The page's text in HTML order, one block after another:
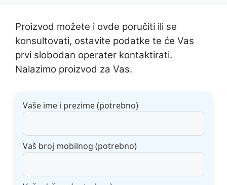
Proizvod možete i ovde poručiti ili se
konsultovati, ostavite podatke te će Vas
prvi slobodan operater kontaktirati.
Nalazimo proizvod za Vas.
Vaše ime i prezime (potrebno)
Vaš broj mobilnog (potrebno)